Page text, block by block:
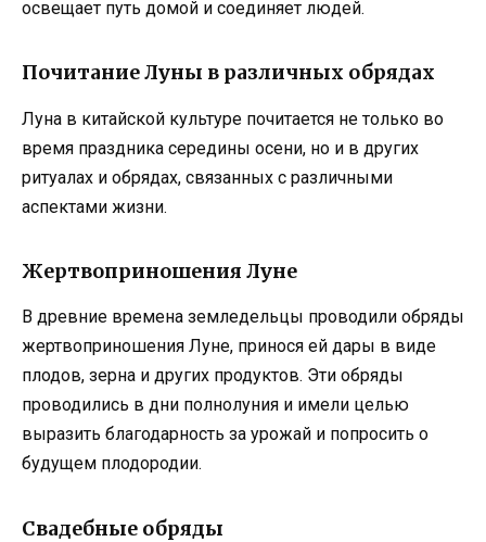
освещает путь домой и соединяет людей.
Почитание Луны в различных обрядах
Луна в китайской культуре почитается не только во
время праздника середины осени, но и в других
ритуалах и обрядах, связанных с различными
аспектами жизни.
Жертвоприношения Луне
В древние времена земледельцы проводили обряды
жертвоприношения Луне, принося ей дары в виде
плодов, зерна и других продуктов. Эти обряды
проводились в дни полнолуния и имели целью
выразить благодарность за урожай и попросить о
будущем плодородии.
Свадебные обряды